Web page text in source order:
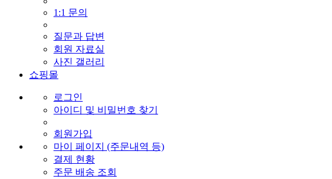
1:1 문의
질문과 답변
회원 자료실
사진 갤러리
쇼핑몰
로그인
아이디 및 비밀번호 찾기
회원가입
마이 페이지 (주문내역 등)
결제 현황
주문 배송 조회